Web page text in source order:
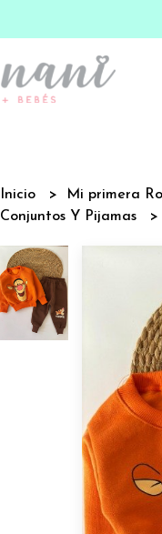
Inicio Mi primera
Conjuntos Y Pijamas